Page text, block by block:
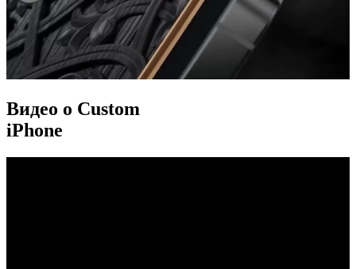
Видео о Custom
iPhone